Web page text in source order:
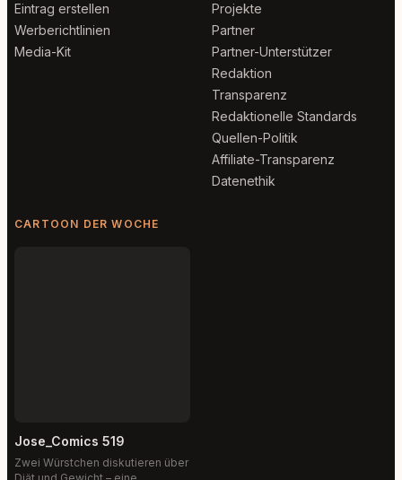
Eintrag erstellen
Werberichtlinien
Media-Kit
Projekte
Partner
Partner-Unterstützer
Redaktion
Transparenz
Redaktionelle Standards
Quellen-Politik
Affiliate-Transparenz
Datenethik
CARTOON DER WOCHE
Jose_Comics 519
Zwei Würstchen diskutieren über